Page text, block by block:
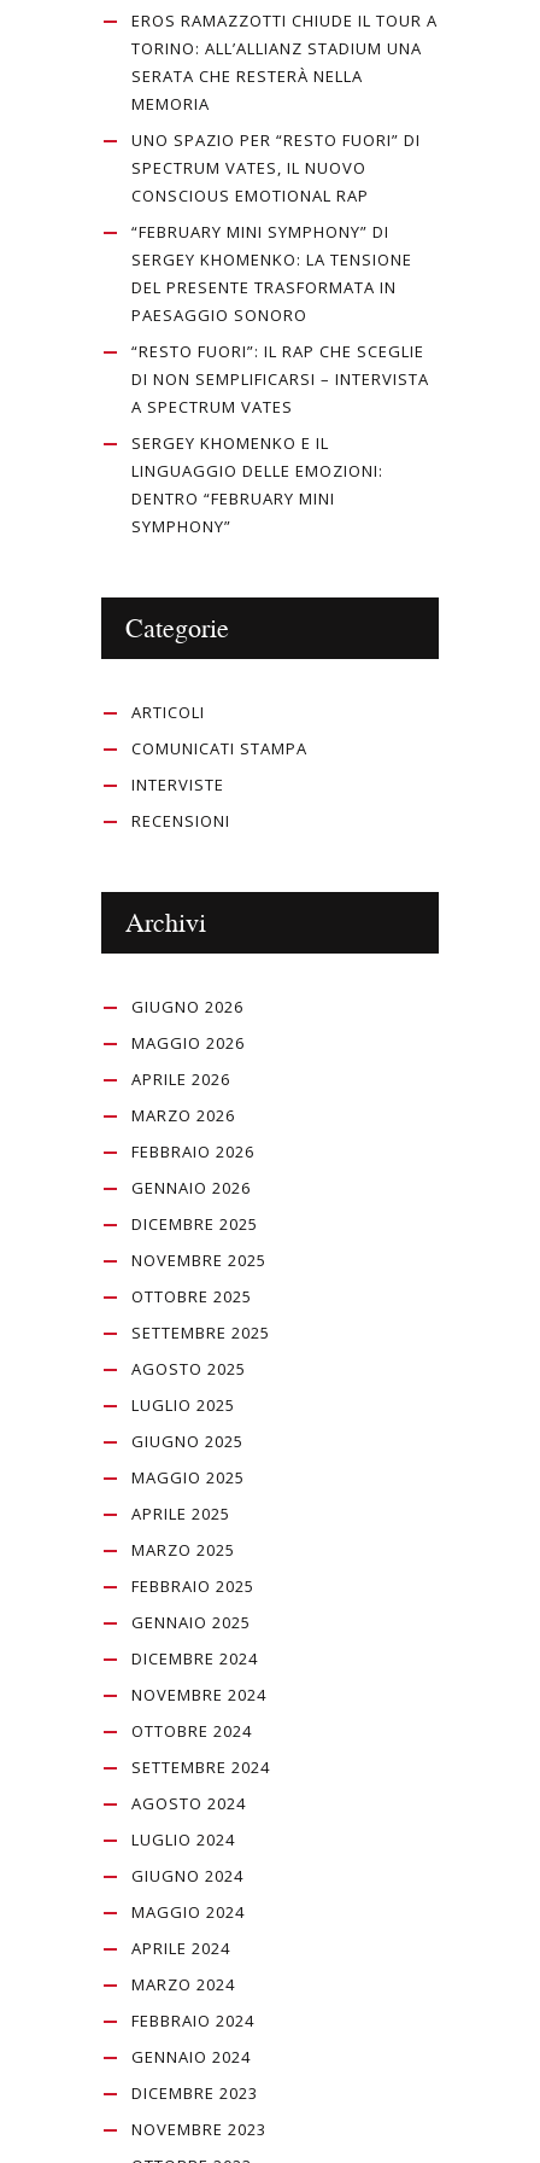
EROS RAMAZZOTTI CHIUDE IL TOUR A
TORINO: ALL’ALLIANZ STADIUM UNA
SERATA CHE RESTERÀ NELLA
MEMORIA
UNO SPAZIO PER “RESTO FUORI” DI
SPECTRUM VATES, IL NUOVO
CONSCIOUS EMOTIONAL RAP
“FEBRUARY MINI SYMPHONY” DI
SERGEY KHOMENKO: LA TENSIONE
DEL PRESENTE TRASFORMATA IN
PAESAGGIO SONORO
“RESTO FUORI”: IL RAP CHE SCEGLIE
DI NON SEMPLIFICARSI – INTERVISTA
A SPECTRUM VATES
SERGEY KHOMENKO E IL
LINGUAGGIO DELLE EMOZIONI:
DENTRO “FEBRUARY MINI
SYMPHONY”
Categorie
ARTICOLI
COMUNICATI STAMPA
INTERVISTE
RECENSIONI
Archivi
GIUGNO 2026
MAGGIO 2026
APRILE 2026
MARZO 2026
FEBBRAIO 2026
GENNAIO 2026
DICEMBRE 2025
NOVEMBRE 2025
OTTOBRE 2025
SETTEMBRE 2025
AGOSTO 2025
LUGLIO 2025
GIUGNO 2025
MAGGIO 2025
APRILE 2025
MARZO 2025
FEBBRAIO 2025
GENNAIO 2025
DICEMBRE 2024
NOVEMBRE 2024
OTTOBRE 2024
SETTEMBRE 2024
AGOSTO 2024
LUGLIO 2024
GIUGNO 2024
MAGGIO 2024
APRILE 2024
MARZO 2024
FEBBRAIO 2024
GENNAIO 2024
DICEMBRE 2023
NOVEMBRE 2023